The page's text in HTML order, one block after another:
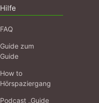
Hilfe
FAQ
Guide zum
Guide
How to
Hörspaziergang
Podcast „Guide